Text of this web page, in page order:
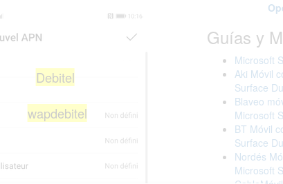
wapdebitel
Debitel
Guías y
Microsoft
Aki Móvil
Surface
Blaveo
Microsoft
BT Móvil
Surface
Nordés
Microsoft